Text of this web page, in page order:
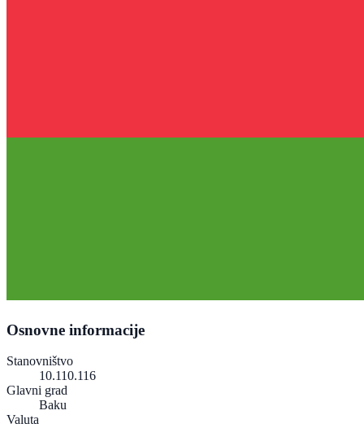
Osnovne informacije
Stanovništvo
10.110.116
Glavni grad
Baku
Valuta